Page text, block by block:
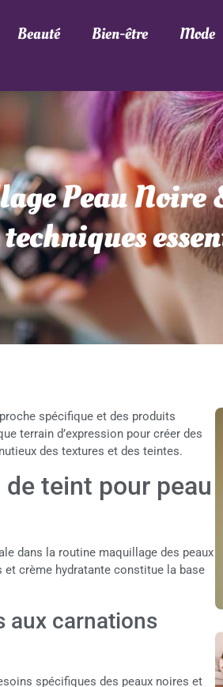
Beauté Bien-être Mode
Peau
spécifique et des produits
terrain d’expression pour créer des
des textures et des teintes.
teint pour peau
dans la routine maquillage des peaux
et crème hydratante constitue la base
aux carnations
spécifiques des peaux noires et